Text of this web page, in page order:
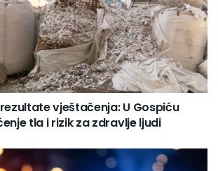
vještačenja: U Gospiću
tla i rizik za zdravlje ljudi